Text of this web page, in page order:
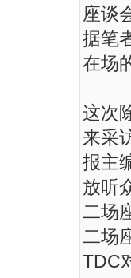
座谈
据笔
在场
这次
来采
报主
放听
二场
二场
TDC